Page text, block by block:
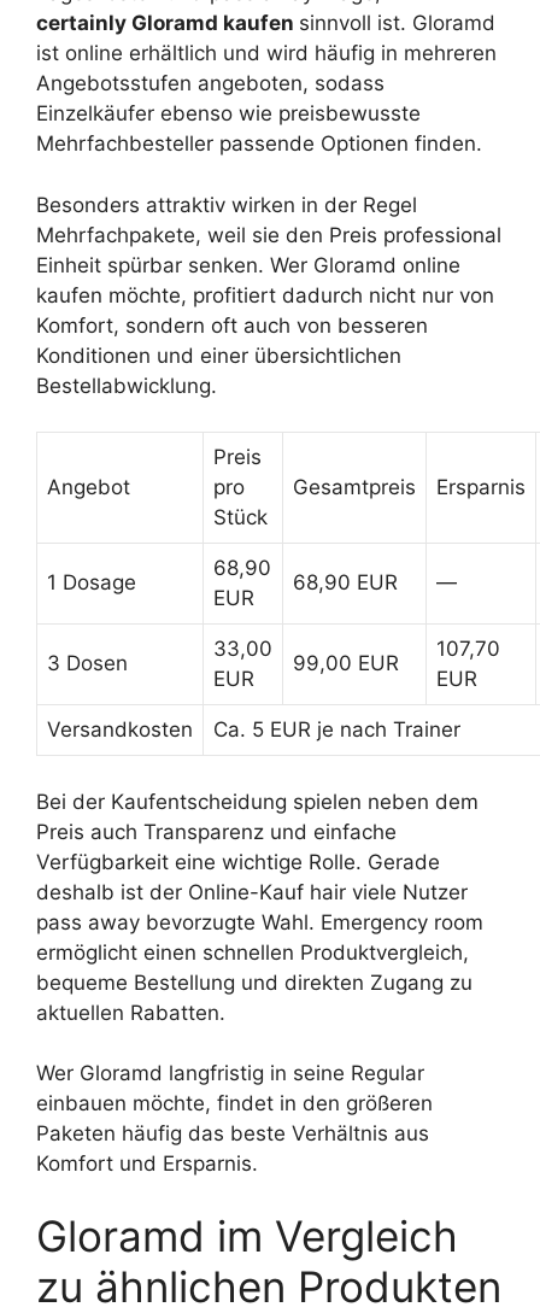
certainly Gloramd kaufen sinnvoll ist. Gloramd
ist online erhältlich und wird häufig in mehreren
Angebotsstufen angeboten, sodass
Einzelkäufer ebenso wie preisbewusste
Mehrfachbesteller passende Optionen finden.
Besonders attraktiv wirken in der Regel
Mehrfachpakete, weil sie den Preis professional
Einheit spürbar senken. Wer Gloramd online
kaufen möchte, profitiert dadurch nicht nur von
Komfort, sondern oft auch von besseren
Konditionen und einer übersichtlichen
Bestellabwicklung.
Angebot
Preis
pro
Stück
Gesamtpreis Ersparnis
1 Dosage
68,90
EUR
68,90 EUR —
3 Dosen
33,00
EUR
99,00 EUR
107,70
EUR
Versandkosten Ca. 5 EUR je nach Trainer
Bei der Kaufentscheidung spielen neben dem
Preis auch Transparenz und einfache
Verfügbarkeit eine wichtige Rolle. Gerade
deshalb ist der Online-Kauf hair viele Nutzer
pass away bevorzugte Wahl. Emergency room
ermöglicht einen schnellen Produktvergleich,
bequeme Bestellung und direkten Zugang zu
aktuellen Rabatten.
Wer Gloramd langfristig in seine Regular
einbauen möchte, findet in den größeren
Paketen häufig das beste Verhältnis aus
Komfort und Ersparnis.
Gloramd im Vergleich
zu ähnlichen Produkten